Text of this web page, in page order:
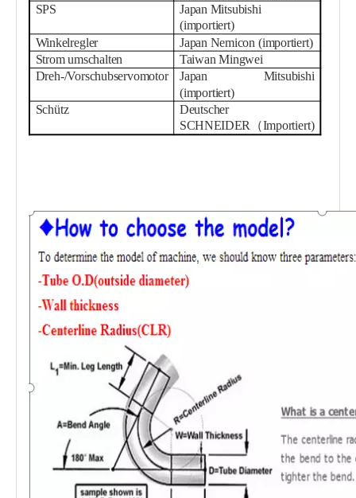
SPS
Japan Mitsubishi
(importiert)
Winkelregler Japan Nemicon (importiert)
Strom umschalten
Taiwan Mingwei
Dreh-/Vorschubservomotor
Japan Mitsubishi
(importiert)
Schütz
Deutscher
SCHNEIDER （Importiert)